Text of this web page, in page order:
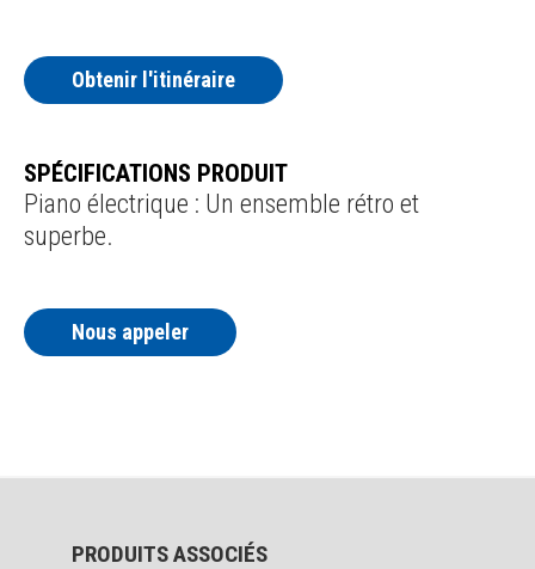
Obtenir l'itinéraire
SPÉCIFICATIONS PRODUIT
Piano électrique : Un ensemble rétro et
superbe.
Nous appeler
PRODUITS ASSOCIÉS